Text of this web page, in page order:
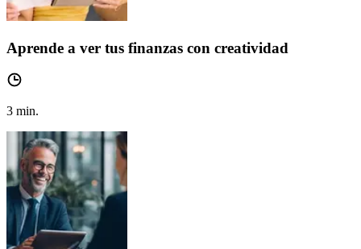
Aprende a ver tus finanzas con creatividad
3 min.